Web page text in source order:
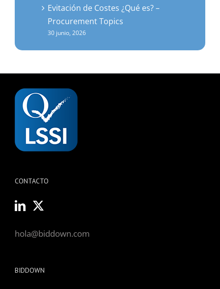
Evitación de Costes ¿Qué es? –
Procurement Topics
30 junio, 2026
CONTACTO
hola@biddown.com
BIDDOWN